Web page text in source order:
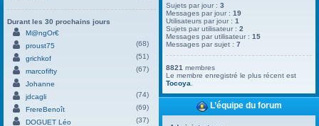
Durant les 30 prochains jours
M@ngOr€
proust75
(68)
grichkof
(51)
marcofifty
(67)
Johanne
jdcagli
(74)
FrereBenoît
(69)
DOGUET Léo
(37)
Sujets par jour :3
Messages par jour :19
Utilisateurs par jour :1
Sujets par utilisateur :2
Messages par utilisateur :15
Messages par sujet :7
8821 membres
Le membre enregistré le plus récent est
Tocoya
L’équipe du forum